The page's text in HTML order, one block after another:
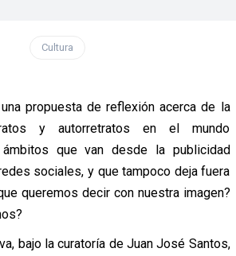
Cultura
propuesta de reflexión acerca de la
y autorretratos en el mundo
ámbitos que van desde la publicidad
sociales, y que tampoco deja fuera
queremos decir con nuestra imagen?
bajo la curatoría de Juan José Santos,